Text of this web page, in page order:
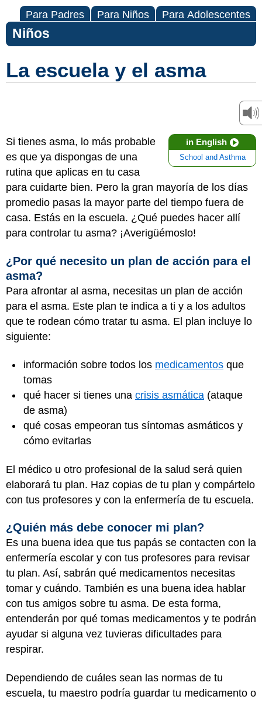
Para Padres Para Niños Para Adolescentes
Niños
La escuela y el asma
in English
School and Asthma
Si tienes asma, lo más probable
es que ya dispongas de una
rutina que aplicas en tu casa
para cuidarte bien. Pero la gran mayoría de los días
promedio pasas la mayor parte del tiempo fuera de
casa. Estás en la escuela. ¿Qué puedes hacer allí
para controlar tu asma? ¡Averigüémoslo!
¿Por qué necesito un plan de acción para el
asma?
Para afrontar al asma, necesitas un plan de acción
para el asma. Este plan te indica a ti y a los adultos
que te rodean cómo tratar tu asma. El plan incluye lo
siguiente:
información sobre todos los medicamentos que
tomas
qué hacer si tienes una crisis asmática (ataque
de asma)
qué cosas empeoran tus síntomas asmáticos y
cómo evitarlas
El médico u otro profesional de la salud será quien
elaborará tu plan. Haz copias de tu plan y compártelo
con tus profesores y con la enfermería de tu escuela.
¿Quién más debe conocer mi plan?
Es una buena idea que tus papás se contacten con la
enfermería escolar y con tus profesores para revisar
tu plan. Así, sabrán qué medicamentos necesitas
tomar y cuándo. También es una buena idea hablar
con tus amigos sobre tu asma. De esta forma,
entenderán por qué tomas medicamentos y te podrán
ayudar si alguna vez tuvieras dificultades para
respirar.
Dependiendo de cuáles sean las normas de tu
escuela, tu maestro podría guardar tu medicamento o